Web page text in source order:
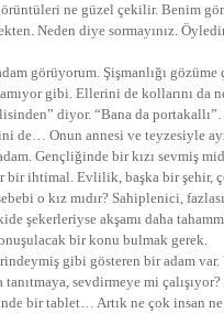
ne güzel çekilir. Benim
Neden diye sormayınız.
görüyorum. Şişmanlığı
gibi. Ellerini de kollarını da
diyor. “Bana da
de… Onun annesi ve teyzesiyle
Gençliğinde bir kızı sevmiş
bir ihtimal. Evlilik, başka bir
o kız mıdır? Sahiplenici,
şekerleriyse akşamı daha
bir konu bulmak gerek.
gibi gösteren bir adam
sevdirmeye mi
bir tablet… Artık ne çok insan ne